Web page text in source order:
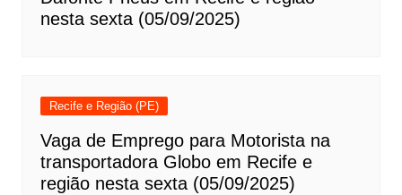
nesta sexta (05/09/2025)
Recife e Região (PE)
Vaga de Emprego para Motorista na
transportadora Globo em Recife e
região nesta sexta (05/09/2025)